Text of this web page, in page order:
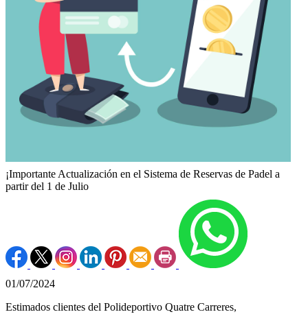
¡Importante Actualización en el Sistema de Reservas de Padel a
partir del 1 de Julio
01/07/2024
Estimados clientes del Polideportivo Quatre Carreres,